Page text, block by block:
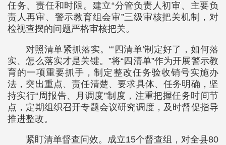
任务、责任和时限。建立“分管负责人初审、主要负
责人再审、警示教育组会审”三级审核把关机制，对
检视查摆的问题严格审核把关。
对照清单紧抓落实。“‘四清单’制定好了，如何落
实、怎么落实才是关键。”将“四清单”作为开展警示教
育的一项重要抓手，制定整改任务验收销号实施办
法，突出重点、责任清楚、要求具体、任务明确，坚
持实行“周报告、月调度”制度，注重把握任务时间节
点，定期组织召开专题会议研究调度，及时督促指导
推进整改。
紧盯清单督查问效。成立15个督查组，对全县80